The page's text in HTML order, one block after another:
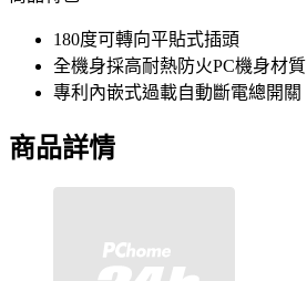
180度可轉向平貼式插頭
全機身採高耐熱防火PC機身材質
專利內嵌式過載自動斷電總開關
商品詳情